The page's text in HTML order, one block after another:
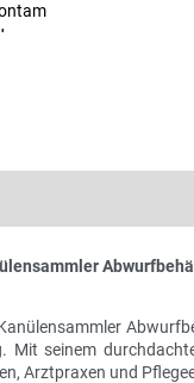
Mit seinem
Arztpraxen und